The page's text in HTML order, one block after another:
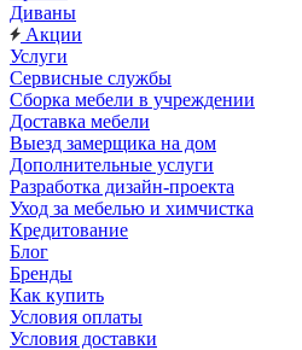
Диваны
Акции
Услуги
Сервисные службы
Сборка мебели в учреждении
Доставка мебели
Выезд замерщика на дом
Дополнительные услуги
Разработка дизайн-проекта
Уход за мебелью и химчистка
Кредитование
Блог
Бренды
Как купить
Условия оплаты
Условия доставки